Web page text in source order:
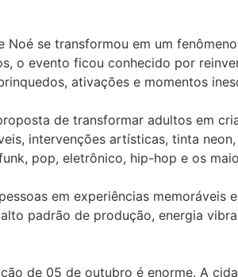
Noé se transformou em um
o evento ficou conhecido por
ativações e momentos
de transformar adultos em
intervenções artísticas, tinta
pop, eletrônico, hip-hop e os
em experiências
padrão de produção, energia
de 05 de outubro é enorme. A